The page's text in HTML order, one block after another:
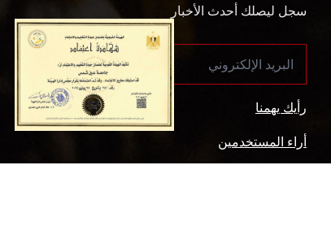
سجل ليصلك أحدث الأخبار
رأيك يهمنا
أراء المستخدمين